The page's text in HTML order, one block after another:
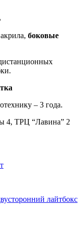
боковые
– 3 года.
4, ТРЦ “Лавина” 2
лайтбокс